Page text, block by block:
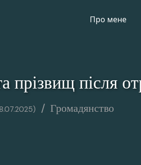
Про мене
прізвищ після
Громадянство